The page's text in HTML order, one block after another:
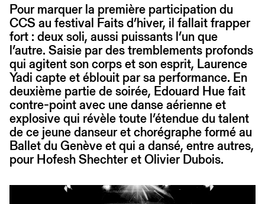
Pour marquer la première participation du
CCS au festival Faits d’hiver, il fallait frapper
fort : deux soli, aussi puissants l’un que
l’autre. Saisie par des tremblements profonds
qui agitent son corps et son esprit, Laurence
Yadi capte et éblouit par sa performance. En
deuxième partie de soirée, Edouard Hue fait
contre-point avec une danse aérienne et
explosive qui révèle toute l’étendue du talent
de ce jeune danseur et chorégraphe formé au
Ballet du Genève et qui a dansé, entre autres,
pour Hofesh Shechter et Olivier Dubois.